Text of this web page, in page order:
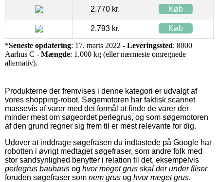
2.770 kr. Køb
2.793 kr. Køb
*Seneste opdatering: 17. marts 2022 - Leveringssted: 8000
Aarhus C - Mængde: 1.000 kg (eller nærmeste omregnede
alternativ).
Produkterne der fremvises i denne kategori er udvalgt af
vores shopping-robot. Søgemotoren har faktisk scannet
massevis af varer med det formål at finde de varer der
minder mest om søgeordet perlegrus, og som søgemotoren
af den grund regner sig frem til er mest relevante for dig.
Udover at inddrage søgefrasen du indtastede på Google har
robotten i øvrigt medtaget søgefraser, som andre folk med
stor sandsynlighed benytter i relation til det, eksempelvis
perlegrus bauhaus og hvor meget grus skal der under fliser
foruden søgefraser som nem grus og hvor meget grus.